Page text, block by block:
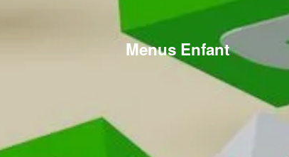
Menus Enfant